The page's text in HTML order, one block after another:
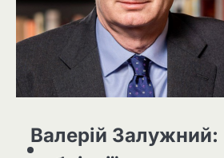
Валерій Залужний: